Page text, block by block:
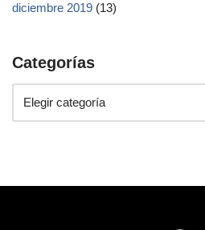
diciembre 2019 (13)
Categorías